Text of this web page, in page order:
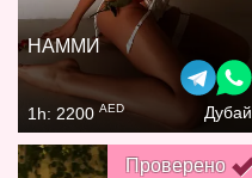
НАММИ
1h: 2200 AED Дубай
Проверено